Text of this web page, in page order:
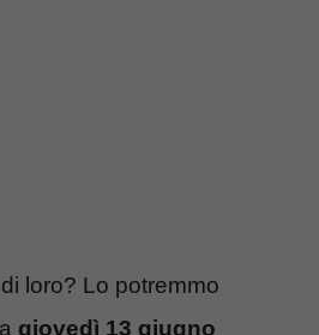
loro? Lo potremmo
giovedì 13 giugno